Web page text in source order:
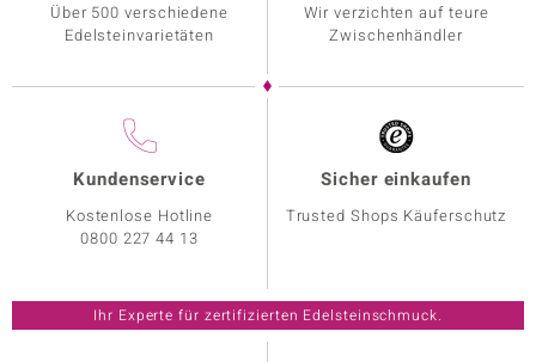
Über 500 verschiedene
Edelsteinvarietäten
Wir verzichten auf teure
Zwischenhändler
Kundenservice
Kostenlose Hotline
0800 227 44 13
Sicher einkaufen
Trusted Shops Käuferschutz
Ihr Experte für zertifizierten Edelsteinschmuck.